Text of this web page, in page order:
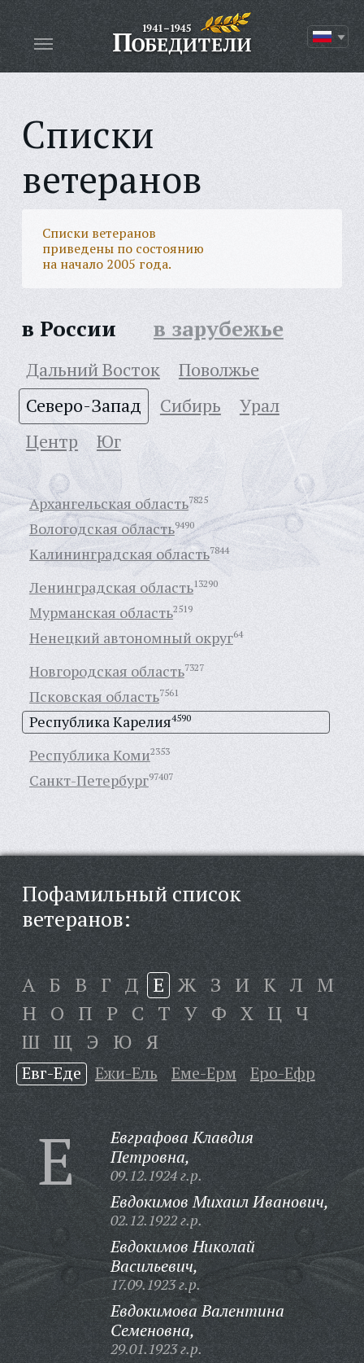
Списки
ветеранов
Списки ветеранов
приведены по состоянию
на начало 2005 года.
в России в зарубежье
Дальний Восток
Поволжье
Северо-Запад
Сибирь
Урал
Центр
Юг
Архангельская область7825
Вологодская область9490
Калининградская область7844
Ленинградская область13290
Мурманская область2519
Ненецкий автономный округ64
Новгородская область7327
Псковская область7561
Республика Карелия4590
Республика Коми2353
Санкт-Петербург97407
Пофамильный список
ветеранов:
А Б В Г Д Е Ж З И К Л М
Н О П Р С Т У Ф Х Ц Ч
Ш Щ Э Ю Я
Евг-Еде Ежи-Ель Еме-Ерм Еро-Ефр
Е
Евграфова Клавдия
Петровна,
09.12.1924 г.р.
Евдокимов Михаил Иванович,
02.12.1922 г.р.
Евдокимов Николай
Васильевич,
17.09.1923 г.р.
Евдокимова Валентина
Семеновна,
29.01.1923 г.р.